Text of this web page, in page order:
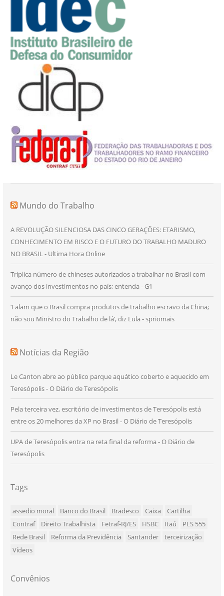
Mundo do Trabalho
A REVOLUÇÃO SILENCIOSA DAS CINCO GERAÇÕES: ETARISMO,
CONHECIMENTO EM RISCO E O FUTURO DO TRABALHO MADURO
NO BRASIL - Ultima Hora Online
Triplica número de chineses autorizados a trabalhar no Brasil com
avanço dos investimentos no país; entenda - G1
‘Falam que o Brasil compra produtos de trabalho escravo da China;
não sou Ministro do Trabalho de lá’, diz Lula - spriomais
Notícias da Região
Le Canton abre ao público parque aquático coberto e aquecido em
Teresópolis - O Diário de Teresópolis
Pela terceira vez, escritório de investimentos de Teresópolis está
entre os 20 melhores da XP no Brasil - O Diário de Teresópolis
UPA de Teresópolis entra na reta final da reforma - O Diário de
Teresópolis
Tags
assedio moral Banco do Brasil Bradesco Caixa
Cartilha
Contraf
Direito Trabalhista Fetraf-RJ/ES HSBC Itaú
PLS 555
Rede Brasil
Reforma da Previdência Santander
terceirização
Vídeos
Convênios